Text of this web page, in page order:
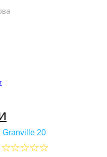
Granville 20